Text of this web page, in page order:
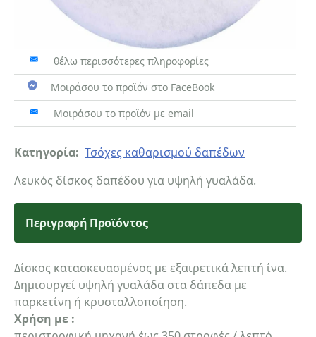
θέλω περισσότερες πληροφορίες
Μοιράσου το προϊόν στο FaceBook
Μοιράσου το προϊόν με email
Κατηγορία: Τσόχες καθαρισμού δαπέδων
Λευκός δίσκος δαπέδου για υψηλή γυαλάδα.
Περιγραφή Προϊόντος
Δίσκος κατασκευασμένος με εξαιρετικά λεπτή ίνα.
Δημιουργεί υψηλή γυαλάδα στα δάπεδα με
παρκετίνη ή κρυσταλλοποίηση.
Χρήση με :